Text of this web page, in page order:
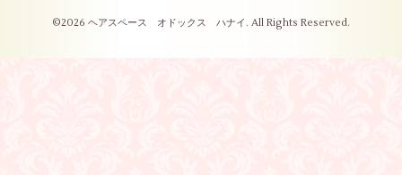
©2026 ヘアスペース オドックス ハナイ . All Rights Reserved.